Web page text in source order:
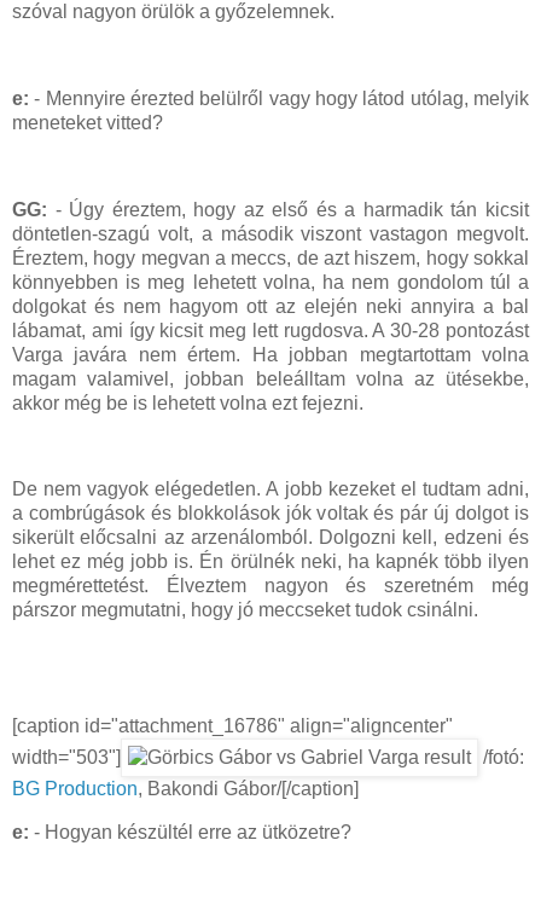
szóval nagyon örülök a győzelemnek.
e: - Mennyire érezted belülről vagy hogy látod utólag, melyik
meneteket vitted?
GG: - Úgy éreztem, hogy az első és a harmadik tán kicsit
döntetlen-szagú volt, a második viszont vastagon megvolt.
Éreztem, hogy megvan a meccs, de azt hiszem, hogy sokkal
könnyebben is meg lehetett volna, ha nem gondolom túl a
dolgokat és nem hagyom ott az elején neki annyira a bal
lábamat, ami így kicsit meg lett rugdosva. A 30-28 pontozást
Varga javára nem értem. Ha jobban megtartottam volna
magam valamivel, jobban beleálltam volna az ütésekbe,
akkor még be is lehetett volna ezt fejezni.
De nem vagyok elégedetlen. A jobb kezeket el tudtam adni,
a combrúgások és blokkolások jók voltak és pár új dolgot is
sikerült előcsalni az arzenálomból. Dolgozni kell, edzeni és
lehet ez még jobb is. Én örülnék neki, ha kapnék több ilyen
megmérettetést. Élveztem nagyon és szeretném még
párszor megmutatni, hogy jó meccseket tudok csinálni.
[caption id="attachment_16786" align="aligncenter"
width="503"]
/fotó:
BG Production, Bakondi Gábor/[/caption]
e: - Hogyan készültél erre az ütközetre?